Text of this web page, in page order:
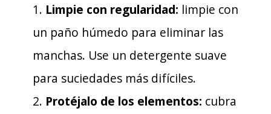
1. Limpie con regularidad: limpie con
un paño húmedo para eliminar las
manchas. Use un detergente suave
para suciedades más difíciles.
2. Protéjalo de los elementos: cubra